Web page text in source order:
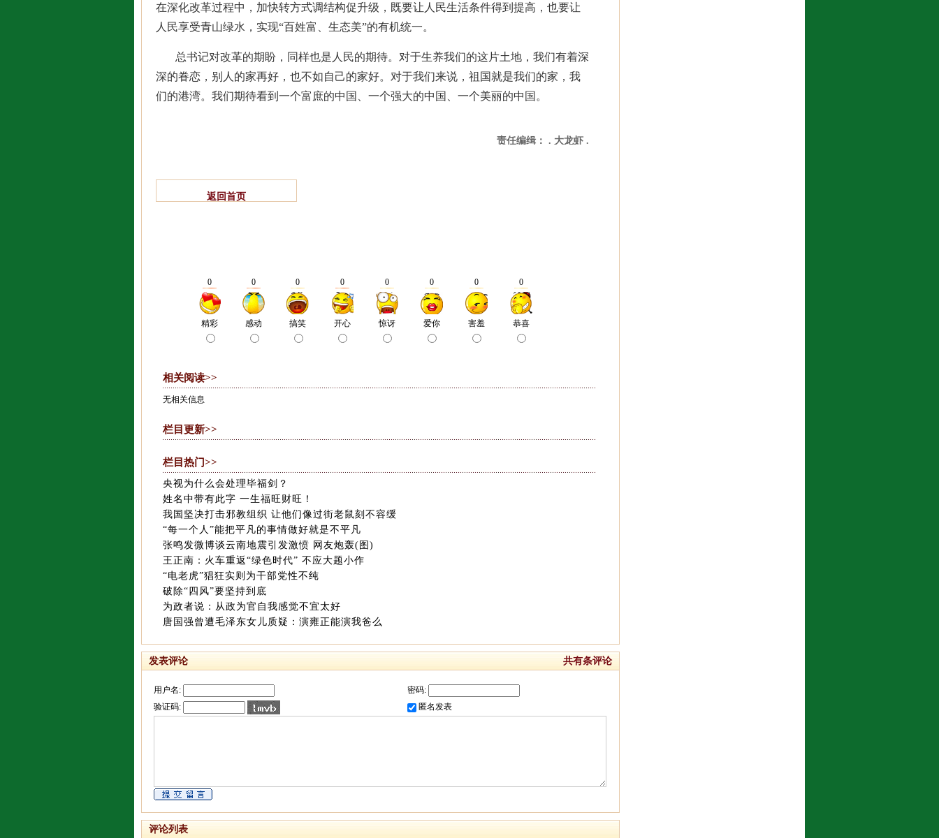
在深化改革过程中，加快转方式调结构促升级，既要让人民生活条件得到提高，也要让
人民享受青山绿水，实现“百姓富、生态美”的有机统一。
总书记对改革的期盼，同样也是人民的期待。对于生养我们的这片土地，我们有着深
深的眷恋，别人的家再好，也不如自己的家好。对于我们来说，祖国就是我们的家，我
们的港湾。我们期待看到一个富庶的中国、一个强大的中国、一个美丽的中 国。
责任编缉： . 大龙虾 .
返回首页
相关阅读>>
无相关信息
栏目更新>>
栏目热门>>
央视为什么会处理毕福剑？
姓名中带有此字 一生福旺财旺！
我国坚决打击邪教组织 让他们像过街老鼠刻不容缓
“每一个人”能把平凡的事情做好就是不平凡
张鸣发微博谈云南地震引发激愤 网友炮轰(图)
王正南：火车重返“绿色时代” 不应大题小作
“电老虎”猖狂实则为干部党性不纯
破除“四风”要坚持到底
为政者说：从政为官自我感觉不宜太好
唐国强曾遭毛泽东女儿质疑：演雍正能演我爸么
发表评论 共有条评论
用户名:
密码:
验证码:
匿名发表
评论列表